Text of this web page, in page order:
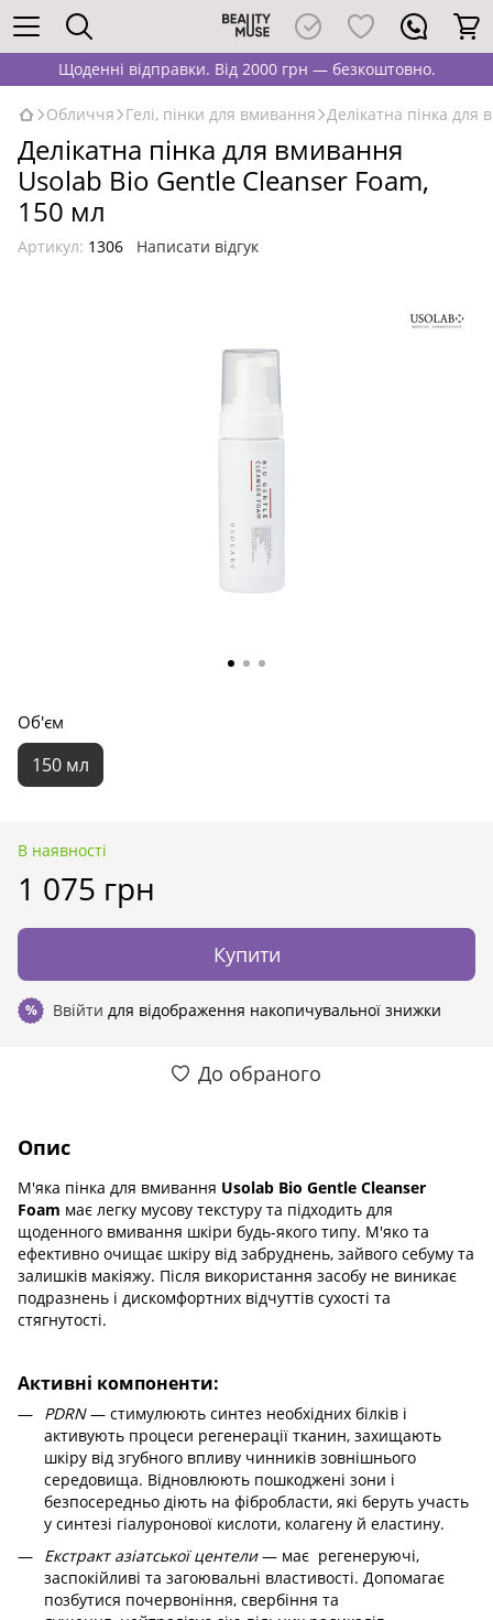
Щоденні відправки. Від 2000 грн — безкоштовно.
Обличчя Гелі, пінки для вмивання Делікатна пінка
Делікатна пінка для вмивання
Usolab Bio Gentle Cleanser Foam,
150 мл
Артикул: 1306 Написати відгук
Об'єм
150 мл
В наявності
1 075 грн
Купити
% Ввійти для відображення накопичувальної знижки
До обраного
Опис
М'яка пінка для вмивання Usolab Bio Gentle Cleanser
Foam має легку мусову текстуру та підходить для
щоденного вмивання шкіри будь-якого типу. М'яко та
ефективно очищає шкіру від забруднень, зайвого себуму та
залишків макіяжу. Після використання засобу не виникає
подразнень і дискомфортних відчуттів сухості та
стягнутості.
Активні компоненти:
PDRN— стимулюють синтез необхідних білків і
активують процеси регенерації тканин, захищають
шкіру від згубного впливу чинників зовнішнього
середовища. Відновлюють пошкоджені зони і
безпосередньо діють на фібробласти, які беруть участь
у синтезі гіалуронової кислоти, колагену й еластину.
Екстракт азіатської центели— має регенеруючі,
заспокійливі та загоювальні властивості. Допомагає
позбутися почервоніння, свербіння та